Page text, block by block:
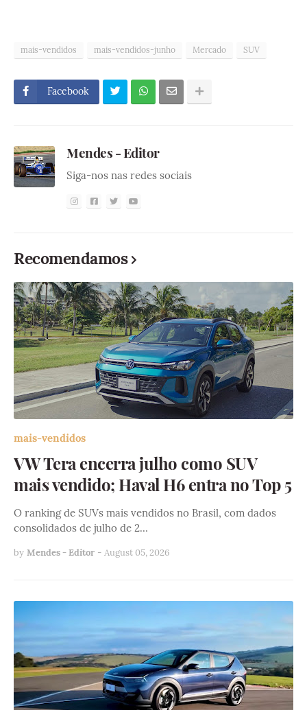
mais-vendidos mais-vendidos-junho Mercado SUV
Facebook
Mendes - Editor
Siga-nos nas redes sociais
Recomendamos
mais-vendidos
VW Tera encerra julho como SUV
mais vendido; Haval H6 entra no Top 5
O ranking de SUVs mais vendidos no Brasil, com dados
consolidados de julho de 2…
by Mendes - Editor - August 05, 2026